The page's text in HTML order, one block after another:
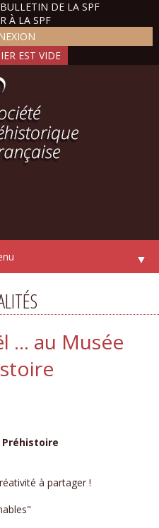
DE LA SPF
À LA SPF
▼
... au Musée
Préhistoire
à partager !